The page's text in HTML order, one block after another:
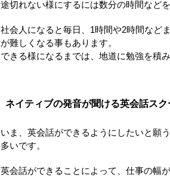
途切れない様にするには数分の時間など
社会人になると毎日、1時間や2時間など
が難しくなる事もあります。
できる様になるまでは、地道に勉強を積
ネイティブの発音が聞ける英会話スク
いま、英会話ができるようにしたいと願
多いです。
英会話ができることによって、仕事の幅